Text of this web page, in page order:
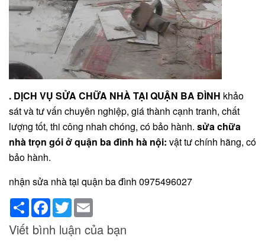
. DỊCH VỤ SỬA CHỮA NHÀ TẠI QUẬN BA ĐÌNH khảo
sát và tư vấn chuyên nghiệp, giá thành cạnh tranh, chất
lượng tốt, thi công nhah chóng, có bảo hành. sửa chữa
nhà trọn gói ở quận ba đình hà nội: vật tư chính hãng, có
bảo hành.
nhận sửa nhà tại quận ba đình 0975496027
ShareFacebook
Twitter
Viết bình luận của bạn